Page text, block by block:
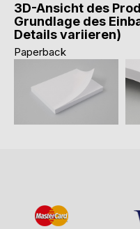
3D-Ansicht des
Grundlage des
Details variieren)
Paperback